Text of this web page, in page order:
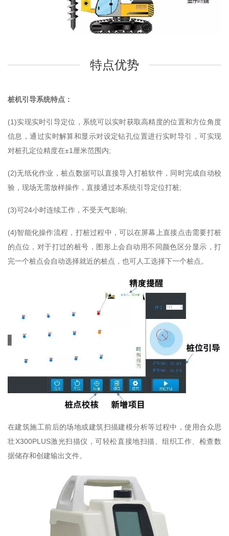
特点优势
桩机引导系统特点：
(1)实现实时引导定位，系统可以实时获取高精度的位置和方位角度
信息，通过实时解算和显示对设定钻孔位置进行实时导引，可实现
对桩孔定位精度在±1厘米范围内;
(2)无纸化作业，桩点数据可以直接导入打桩软件，同时完成自动校
验，现场无需放样操作，直接通过本系统引导定位打桩;
(3)可24小时连续工作，不受天气影响;
(4)智能化操作流程，打桩过程中，可以在屏幕上直接点击需要打桩
的点位，对于打过的桩号，图形上会自动用不同颜色区分显示，打
完一个桩点会自动选择就近的桩点，也可人工选择下一个桩点。
在建筑施工前后的场地或建筑扫描建模分析等过程中，使用合众思
壮X300PLUS激光扫描仪，可轻松直接地扫描、组织工作、检查数
据储存和创建输出文件。